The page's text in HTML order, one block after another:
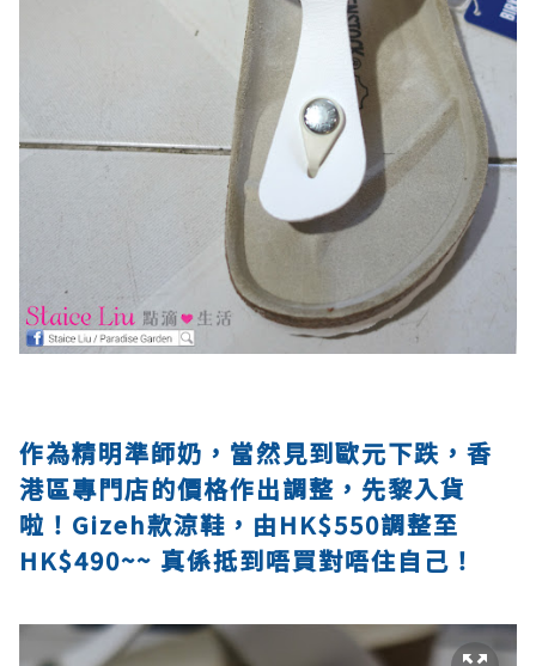
作為精明準師奶，當然見到歐元下跌，香
港區專門店的價格作出調整，先黎入貨
啦！Gizeh款涼鞋，由HK$550調整至
HK$490~~ 真係抵到唔買對唔住自己！